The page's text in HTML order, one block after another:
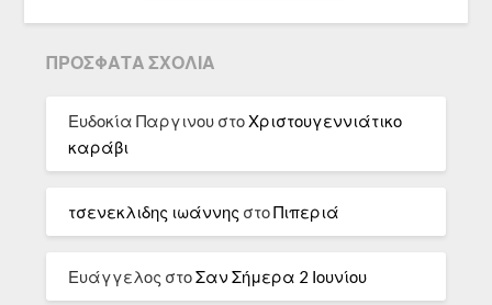
ΠΡΌΣΦΑΤΑ ΣΧΌΛΙΑ
Ευδοκία Παργινου στοΧριστουγεννιάτικο
καράβι
τσενεκλιδης ιωάννης στοΠιπεριά
Ευάγγελος στοΣαν Σήμερα 2 Ιουνίου